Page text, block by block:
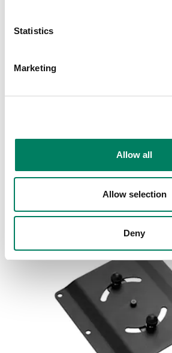
Statistics
Marketing
Allow all
Allow selection
Deny
justerbar längd
Monteringssats för tross, justerbar längd.